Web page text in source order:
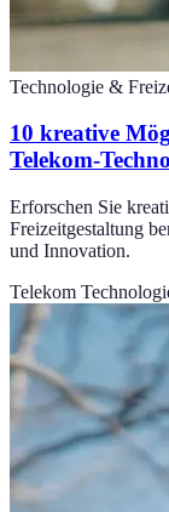
Technologie &
10 kreative
Telekom-
Erforschen Sie
Freizeitgestaltung
und Innovation.
Telekom